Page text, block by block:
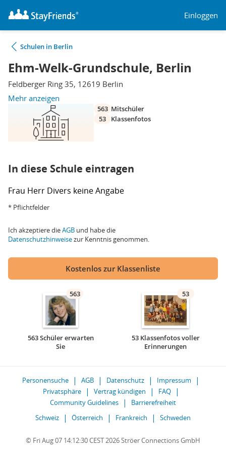
Einloggen
Schulen in Berlin
Ehm-Welk-Grundschule, Berlin
Feldberger Ring 35, 12619 Berlin
Mehr anzeigen
563 Mitschüler
53
Klassenfotos
In diese Schule eintragen
Frau Herr Divers keine Angabe
* Pflichtfelder
Ich akzeptiere dieAGB und habe die
Datenschutzhinweisezur Kenntnis genommen.
Kostenlos zur Klassenliste
563
563 Schüler erwarten
Sie
53
53 Klassenfotos voller
Erinnerungen
Personensuche AGB Datenschutz
Impressum
Privatsphäre
Vertrag kündigen
FAQ
Community Guidelines
Barrierefreiheit
Schweiz
Österreich Frankreich Schweden
© Fri Aug 07 14:12:30 CEST 2026 Ströer Connections GmbH